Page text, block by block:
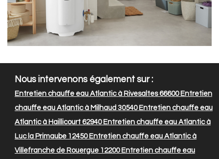
Nous intervenons également sur :
Entretien chauffe eau Atlantic à Rivesaltes 66600Entretien
chauffe eau Atlantic à Milhaud 30540Entretien chauffe eau
Atlantic à Haillicourt 62940Entretien chauffe eau Atlantic à
Luc la Primaube 12450Entretien chauffe eau Atlantic à
Villefranche de Rouergue 12200Entretien chauffe eau